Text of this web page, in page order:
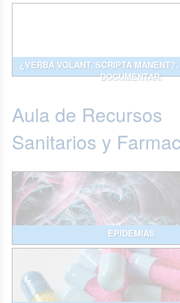
¿VERBA VOLANT, SCRIPTA
DOCUMENTAR.
Aula de Recursos
Sanitarios y
EPIDEMIAS